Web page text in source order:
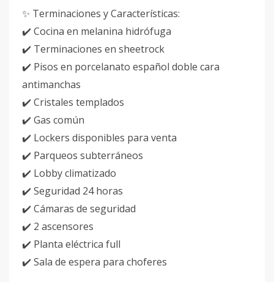
✨ Terminaciones y Características:
✔️ Cocina en melanina hidrófuga
✔️ Terminaciones en sheetrock
✔️ Pisos en porcelanato español doble cara
antimanchas
✔️ Cristales templados
✔️ Gas común
✔️ Lockers disponibles para venta
✔️ Parqueos subterráneos
✔️ Lobby climatizado
✔️ Seguridad 24 horas
✔️ Cámaras de seguridad
✔️ 2 ascensores
✔️ Planta eléctrica full
✔️ Sala de espera para choferes